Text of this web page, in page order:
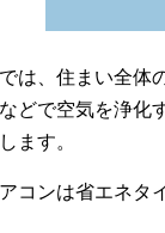
は、住まい全体
どで空気を浄化
ます。
コンは省エネタ